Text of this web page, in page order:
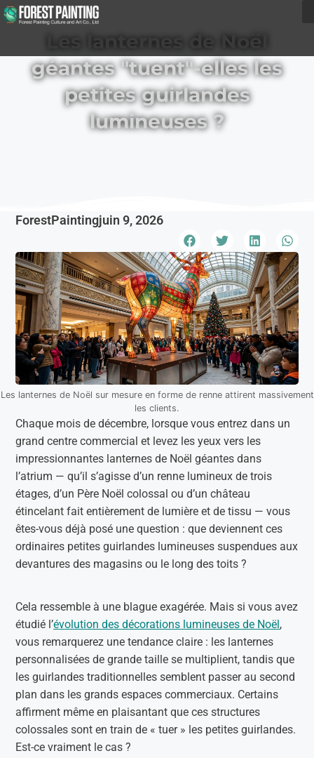
Les lanternes de Noël
géantes "tuent"-elles les
petites guirlandes
lumineuses ?
ForestPaintingjuin 9, 2026
Les lanternes de Noël sur mesure en forme de renne attirent massivement
les clients.
Chaque mois de décembre, lorsque vous entrez dans un
grand centre commercial et levez les yeux vers les
impressionnantes lanternes de Noël géantes dans
l’atrium — qu’il s’agisse d’un renne lumineux de trois
étages, d’un Père Noël colossal ou d’un château
étincelant fait entièrement de lumière et de tissu — vous
êtes-vous déjà posé une question : que deviennent ces
ordinaires petites guirlandes lumineuses suspendues aux
devantures des magasins ou le long des toits ?
Cela ressemble à une blague exagérée. Mais si vous avez
étudié l’évolution des décorations lumineuses de Noël ,
vous remarquerez une tendance claire : les lanternes
personnalisées de grande taille se multiplient, tandis que
les guirlandes traditionnelles semblent passer au second
plan dans les grands espaces commerciaux. Certains
affirment même en plaisantant que ces structures
colossales sont en train de « tuer » les petites guirlandes.
Est-ce vraiment le cas ?